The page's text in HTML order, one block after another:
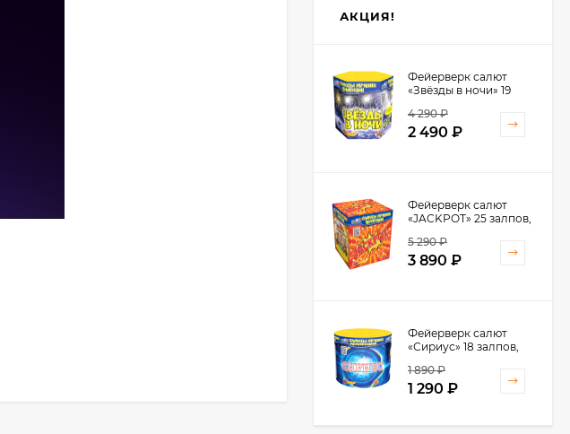
АКЦИЯ!
Фейерверк салют
«Звёзды в ночи» 19
4 290₽
2 490 ₽
Фейерверк салют
«JACKPOT» 25 залпов,
5 290₽
3 890 ₽
Фейерверк салют
«Сириус» 18 залпов,
1 890₽
1 290 ₽